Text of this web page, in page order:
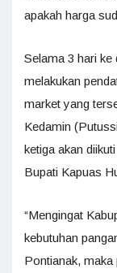
apakah harga
Selama 3 hari ke
melakukan
market yang
Kedamin
ketiga akan
Bupati Kapuas
“Mengingat
kebutuhan
Pontianak, maka